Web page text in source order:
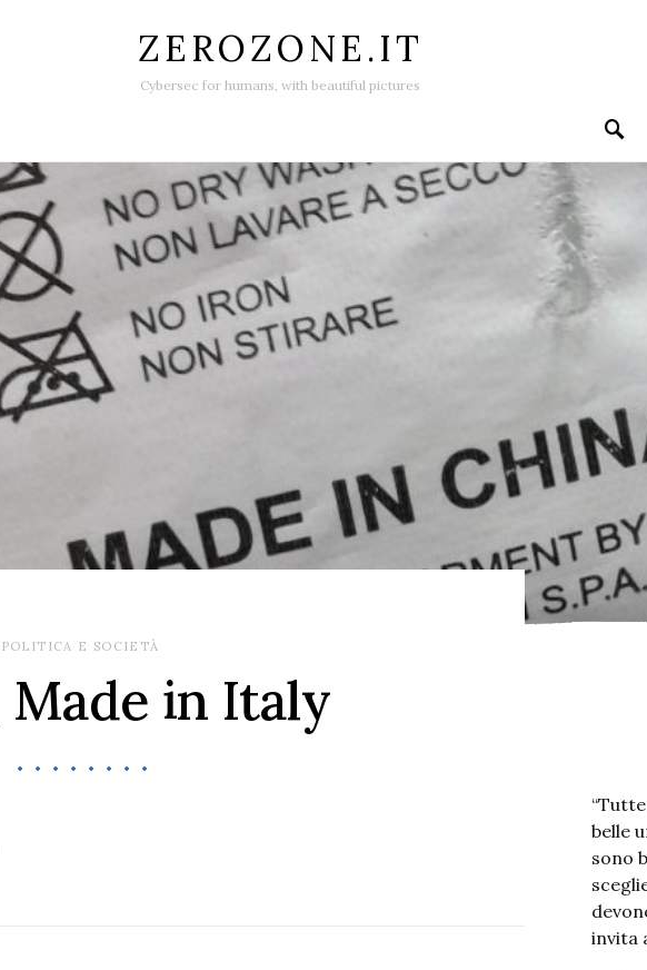
ZEROZONE.IT
Cybersec for humans, with beautiful pictures
POLITICA E SOCIETÀ
Made in Italy
belle
sono
invita